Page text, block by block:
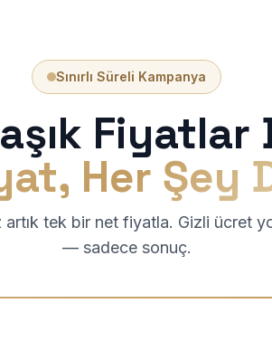
Sınırlı Süreli Kampanya
Fiyatlar
Her Şey
tek bir net fiyatla. Gizli ücret
— sadece sonuç.